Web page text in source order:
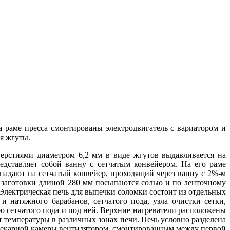
пресса смонтированы электродвигатель с вариатором и
жгуты.
диаметром 6,2 мм в виде жгутов выдавливается на
собой ванну с сетчатым конвейером. На его раме
на сетчатый конвейер, проходящий через ванну с 2%-м
заготовки длиной 280 мм посыпаются солью и по ленточному
печь для выпечки соломки состоит из отдельных
барабанов, сетчатого пода, узла очистки сетки,
пода и под ней. Верхние нагреватели расположены
в различных зонах печи. Печь условно разделена